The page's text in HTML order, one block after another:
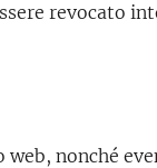
revocato
web, nonché